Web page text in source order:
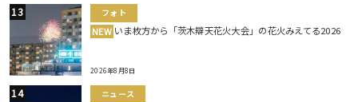
フォト
NEW いま枚方から「茨木辯天花火大会」の花火みえてる2026
2026年8月8日
ニュース